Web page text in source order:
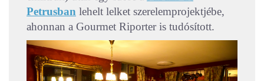
Petrusban lehelt lelket szerelemprojektjébe,
ahonnan a Gourmet Riporter is tudósított.